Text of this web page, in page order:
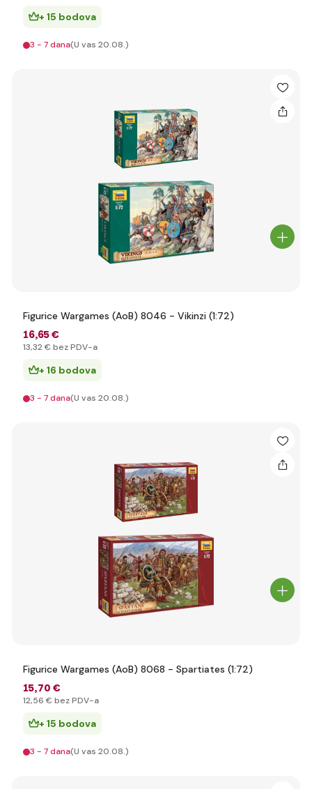
+ 15 bodova
3 - 7 dana(U vas 20.08.)
Figurice Wargames (AoB) 8046 - Vikinzi (1:72)
16,65 €
13,32 € bez PDV-a
+ 16 bodova
3 - 7 dana(U vas 20.08.)
Figurice Wargames (AoB) 8068 - Spartiates (1:72)
15,70 €
12,56 € bez PDV-a
+ 15 bodova
3 - 7 dana(U vas 20.08.)